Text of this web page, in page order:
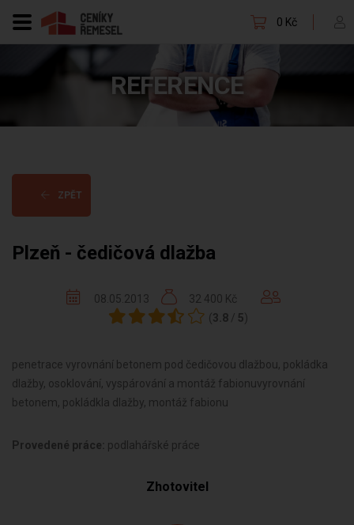
0 Kč
REFERENCE
ZPĚT
Plzeň - čedičová dlažba
08.05.2013
32 400 Kč
( 3.8 / 5)
penetrace vyrovnání betonem pod čedičovou dlažbou, pokládka
dlažby, osoklování, vyspárování a montáž fabionuvyrovnání
betonem, pokládkla dlažby, montáž fabionu
Provedené práce: podlahářské práce
Zhotovitel